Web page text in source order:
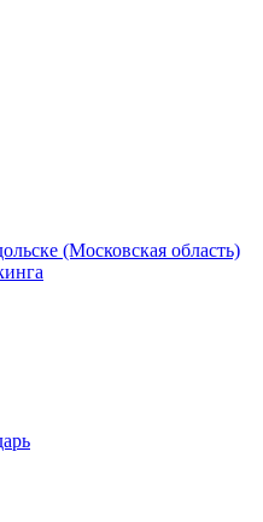
(Московская область)